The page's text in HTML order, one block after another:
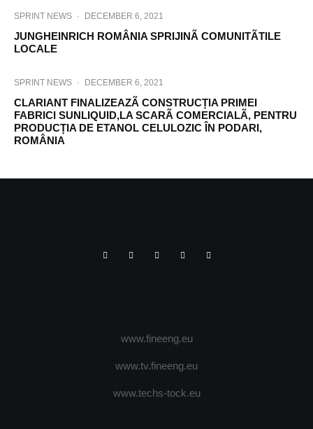
SPRINT NEWS · DECEMBER 6, 2021
JUNGHEINRICH ROMÂNIA SPRIJINÃ COMUNITÃTILE
LOCALE
SPRINT NEWS · DECEMBER 6, 2021
CLARIANT FINALIZEAZÃ CONSTRUCȚIA PRIMEI
FABRICI SUNLIQUID,LA SCARÃ COMERCIALÃ, PENTRU
PRODUCȚIA DE ETANOL CELULOZIC ÎN PODARI,
ROMÂNIA
www.fineeng.eu
www.tv.fineeng.eu
www.techs-tock.eu